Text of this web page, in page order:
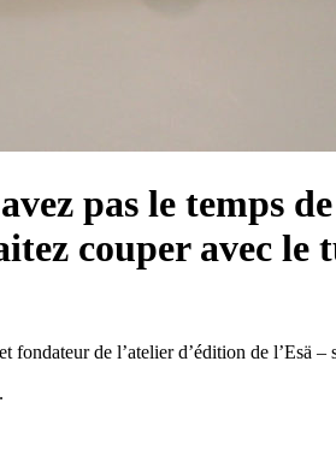
pas le temps
couper avec le
et fondateur de l’atelier d’édition de l’Esä –